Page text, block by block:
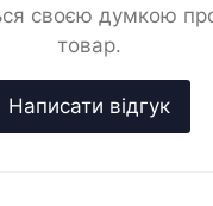
своєю думкою
товар.